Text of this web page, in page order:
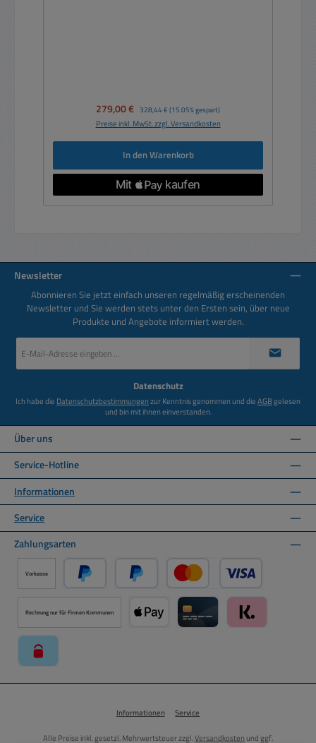
Verkaufspreis:
279,00 € Regulärer Preis:
328,44 € (15.05% gespart)
Preise inkl. MwSt. zzgl. Versandkosten
In den Warenkorb
Newsletter
Abonnieren Sie jetzt einfach unseren regelmäßig erscheinenden
Newsletter und Sie werden stets unter den Ersten sein, über neue
Produkte und Angebote informiert werden.
Mail-
Datenschutz
Ich habe die Datenschutzbestimmungenzur Kenntnis genommen und dieAGBgelesen
und bin mit ihnen einverstanden.
Über uns
Service-Hotline
Informationen
Service
Zahlungsarten
Vorkasse
PayPal Später Bezahlen über PayPalKredit- oder Debitkarte
Rechnung nur für Firmen Kommunen
Informationen Service
Alle Preise inkl. gesetzl. Mehrwertsteuer zzgl.Versandkosten und ggf.